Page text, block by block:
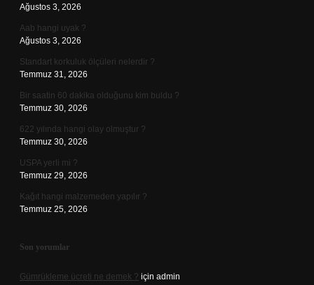
Ağustos 3, 2026
Aab hangi uyak ?
Ağustos 3, 2026
Standart korkuluk ölçüleri nelerdir ?
Temmuz 31, 2026
Bir saatin 60 dakika olduğunu kim buldu ?
Temmuz 30, 2026
622 yılında hangi olay olmuştur ?
Temmuz 30, 2026
USPA yerli mi ?
Temmuz 29, 2026
Kağıt hangi malzemeden yapılır ?
Temmuz 25, 2026
Son yorumlar
Gümrükleme ücreti ne demek ? için admin